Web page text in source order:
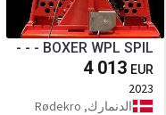
- - - BOXER WPL SPIL
4 013 EUR
2023
الدنمارك, Rødekro